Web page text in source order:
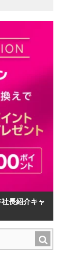
長紹介キャ